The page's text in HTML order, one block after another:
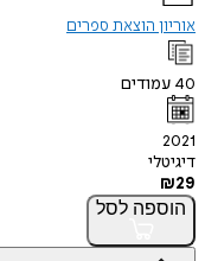
אוריון הוצאת ספרים
40 עמודים
2021
דיגיטלי
₪29
הוספה לסל